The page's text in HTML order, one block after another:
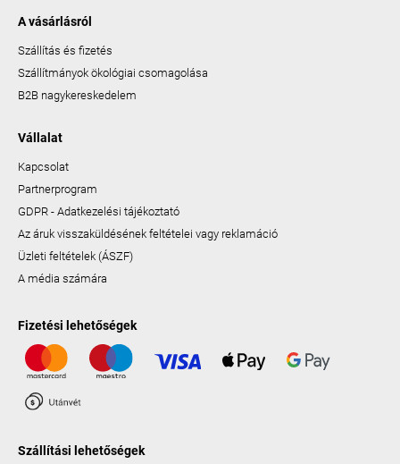
A vásárlásról
Szállítás és fizetés
Szállítmányok ökológiai csomagolása
B2B nagykereskedelem
Vállalat
Kapcsolat
Partnerprogram
GDPR - Adatkezelési tájékoztató
Az áruk visszaküldésének feltételei vagy reklamáció
Üzleti feltételek (ÁSZF)
A média számára
Fizetési lehetőségek
Szállítási lehetőségek